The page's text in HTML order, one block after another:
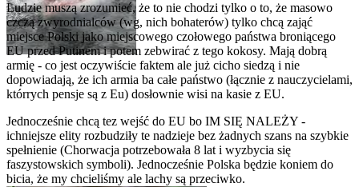
Ludzie muszą zrozumieć, że to nie chodzi tylko o to, że masowo
czczą zwyrodnialców (wg, nich bohaterów) tylko chcą zająć
miejsce Polski jako miejscowego czołowego państwa broniącego
EU przed Putinem i potem zebwirać z tego kokosy. Mają dobrą
armię - co jest oczywiście faktem ale już cicho siedzą i nie
dopowiadają, że ich armia ba całe państwo (łącznie z nauczycielami,
którrych pensje są z Eu) dosłownie wisi na kasie z EU.
Jednocześnie chcą tez wejść do EU bo IM SIĘ NALEŻY -
ichniejsze elity rozbudziły te nadzieje bez żadnych szans na szybkie
spełnienie (Chorwacja potrzebowała 8 lat i wyzbycia się
faszystowskich symboli). Jednocześnie Polska będzie koniem do
bicia, że my chcieliśmy ale lachy są przeciwko.